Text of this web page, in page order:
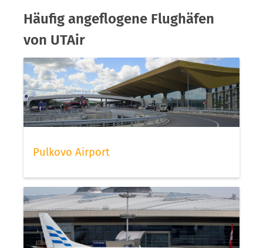
Häufig angeflogene Flughäfen
von UTAir
Pulkovo Airport